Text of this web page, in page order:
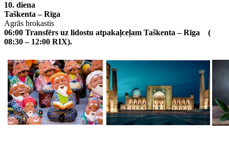
10. diena
Taškenta – Rīga
Agrās brokastis
06:00 Transfērs uz lidostu atpakaļceļam Taškenta – Rīga (
08:30 – 12:00 RIX).